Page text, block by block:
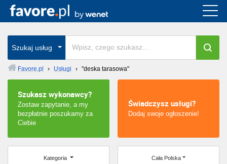
Szukaj usług
Favore.pl › Usługi › "deska tarasowa"
Szukasz wykonawcy?
Zostaw zapytanie, a my
bezpłatnie poszukamy za
Ciebie
Świadczysz usługi?
Dodaj swoje ogłoszenie!
Kategoria Cała Polska
Cała Polska
wszystkie w całym kraju
Warszawa
Wrocław